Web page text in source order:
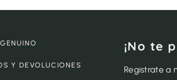
Y DEVOLUCIONES
¡No te
Registrate a